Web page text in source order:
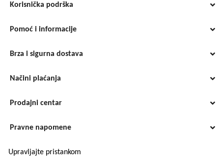
Korisnička podrška
Pomoć i informacije
Brza i sigurna dostava
Načini plaćanja
Prodajni centar
Pravne napomene
Upravljajte pristankom